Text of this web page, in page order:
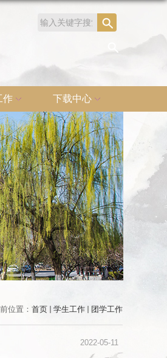
作 下载中心
位置： 首页 学生工作 团学工作
2022-05-11